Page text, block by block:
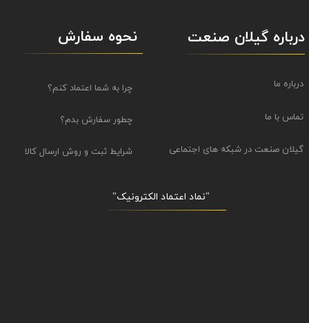
نحوه سفارش
چرا به شما اعتماد کنم؟
چطور سفارش بدم؟
شرایط ثبت و روش ارسال کالا
"نماد اعتماد الکترونیک​​​​​​​"
درباره گیلان صنعت
درباره ما
تماس با ما
گیلان صنعت در شبکه های اجتماعی